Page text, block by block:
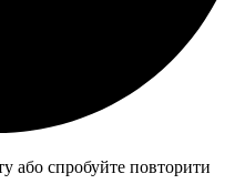
або спробуйте повторити